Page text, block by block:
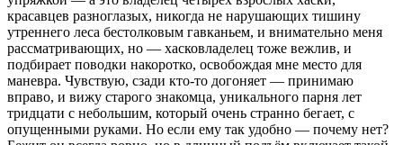
красавцев разноглазых, никогда не нарушающих тишину
утреннего леса бестолковым гавканьем, и внимательно меня
рассматривающих, но — хасковладелец тоже вежлив, и
подбирает поводки накоротко, освобождая мне место для
маневра. Чувствую, сзади кто-то догоняет — принимаю
вправо, и вижу старого знакомца, уникального парня лет
тридцати с небольшим, который очень странно бегает, с
опущенными руками. Но если ему так удобно — почему нет?